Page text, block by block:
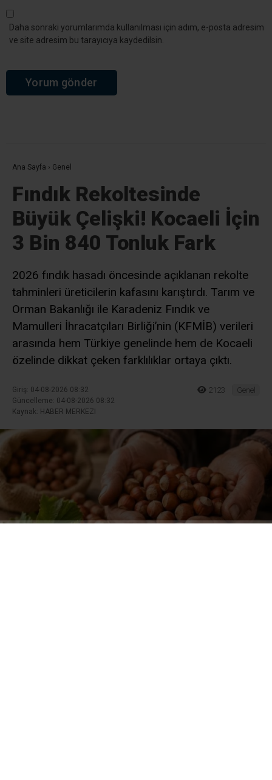
Daha sonraki yorumlarımda kullanılması için adım, e-posta adresim
ve site adresim bu tarayıcıya kaydedilsin.
Ana Sayfa › Genel
Fındık Rekoltesinde
Büyük Çelişki! Kocaeli İçin
3 Bin 840 Tonluk Fark
2026 fındık hasadı öncesinde açıklanan rekolte
tahminleri üreticilerin kafasını karıştırdı. Tarım ve
Orman Bakanlığı ile Karadeniz Fındık ve
Mamulleri İhracatçıları Birliği’nin (KFMİB) verileri
arasında hem Türkiye genelinde hem de Kocaeli
özelinde dikkat çeken farklılıklar ortaya çıktı.
Giriş: 04-08-2026 08:32
Güncelleme: 04-08-2026 08:32
Kaynak: HABER MERKEZI
2123 Genel